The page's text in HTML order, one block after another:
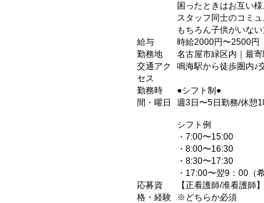
困ったときはお互い様
スタッフ同士のコミ
もちろん子供がいな
給与
時給2000円〜2500円
勤務地
名古屋市緑区内｜最
交通アク
セス
鳴海駅から徒歩圏内♪
勤務時
間・曜日
●シフト制●
週3日〜5日勤務/休憩1
シフト例
・7:00〜15:00
・8:00〜16:30
・8:30〜17:30
・17:00〜翌9：00（
応募資
格・経験
【正看護師/准看護師】
※どちらか必須